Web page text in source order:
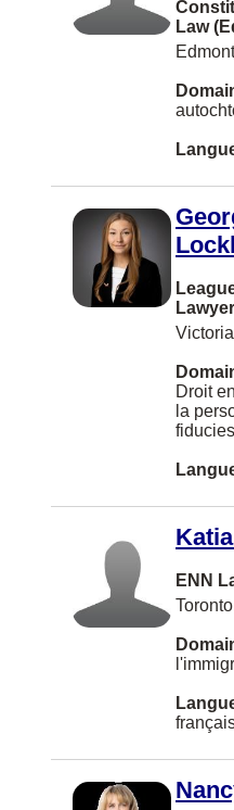
Bolton
Boucherville
Bridgewater
Burbank
COWICHAN BAY
Caledon
Campbellton
Canmore
Chesley
Chester
Coeur D Alene
Conception Bay
Cornwall
Law
Droit
la
fiducies
ENN